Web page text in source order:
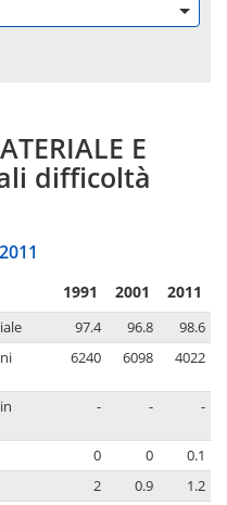
E
difficoltà
1991 2001 2011
97.4 96.8
98.6
6240 6098 4022
- - -
0 0
0.1
2 0.9
1.2